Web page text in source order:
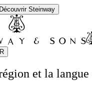
Découvrir Steinway
et la langue